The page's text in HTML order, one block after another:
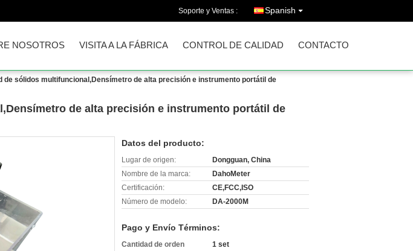
Soporte y Ventas : Spanish
NOSOTROS VISITA A LA FÁBRICA CONTROL DE CALIDAD CONTACTO
de sólidos multifuncional,Densímetro de alta precisión e instrumento portátil de
de alta precisión e instrumento portátil de
Datos del producto:
Lugar de origen:
Dongguan, China
Nombre de la marca:
DahoMeter
Certificación:
CE,FCC,ISO
Número de modelo:
DA-2000M
Pago y Envío Términos:
Cantidad de orden
1 set